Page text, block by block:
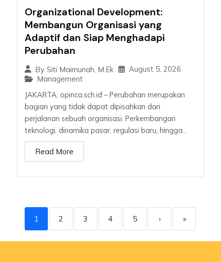
Organizational Development:
Membangun Organisasi yang
Adaptif dan Siap Menghadapi
Perubahan
By Siti Maimunah, M.Ek
August 5, 2026
Management
JAKARTA, opinca.sch.id – Perubahan merupakan
bagian yang tidak dapat dipisahkan dari
perjalanan sebuah organisasi. Perkembangan
teknologi, dinamika pasar, regulasi baru, hingga...
Read More
1 2 3 4 5 › »